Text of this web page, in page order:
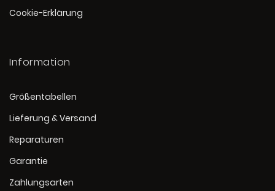
Cookie-Erklärung
Information
Größentabellen
Lieferung & Versand
Reparaturen
Garantie
Zahlungsarten